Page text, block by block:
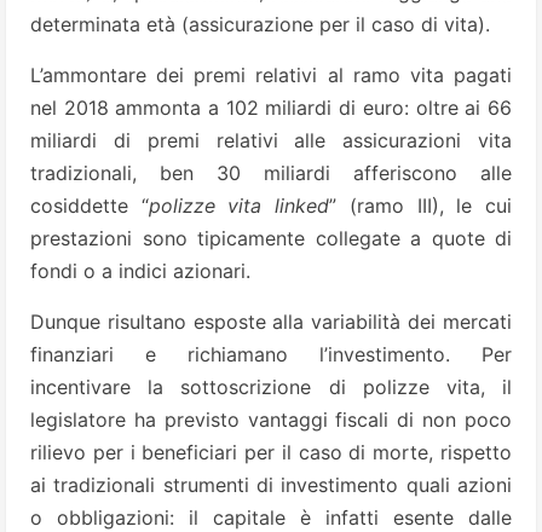
determinata età (assicurazione per il caso di vita).
L’ammontare dei premi relativi al ramo vita pagati
nel 2018 ammonta a 102 miliardi di euro: oltre ai 66
miliardi di premi relativi alle assicurazioni vita
tradizionali, ben 30 miliardi afferiscono alle
cosiddette “polizze vita linked” (ramo III), le cui
prestazioni sono tipicamente collegate a quote di
fondi o a indici azionari.
Dunque risultano esposte alla variabilità dei mercati
finanziari e richiamano l’investimento. Per
incentivare la sottoscrizione di polizze vita, il
legislatore ha previsto vantaggi fiscali di non poco
rilievo per i beneficiari per il caso di morte, rispetto
ai tradizionali strumenti di investimento quali azioni
o obbligazioni: il capitale è infatti esente dalle